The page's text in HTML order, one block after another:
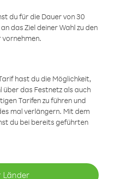
du für die Dauer von 30
das Ziel deiner Wahl zu den
vornehmen.
hast du die Möglichkeit,
das Festnetz als auch
Tarifen zu führen und
mal verlängern. Mit dem
du bei bereits geführten
Länder